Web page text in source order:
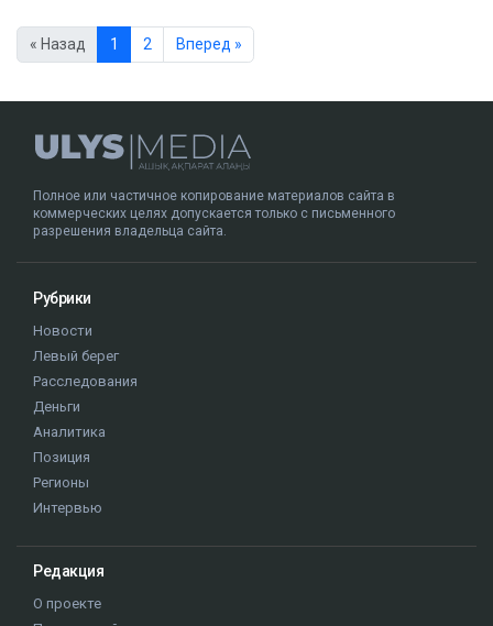
« Назад 1 2 Вперед »
Полное или частичное копирование материалов сайта в
коммерческих целях допускается только с письменного
разрешения владельца сайта.
Рубрики
Новости
Левый берег
Расследования
Деньги
Аналитика
Позиция
Регионы
Интервью
Редакция
О проекте